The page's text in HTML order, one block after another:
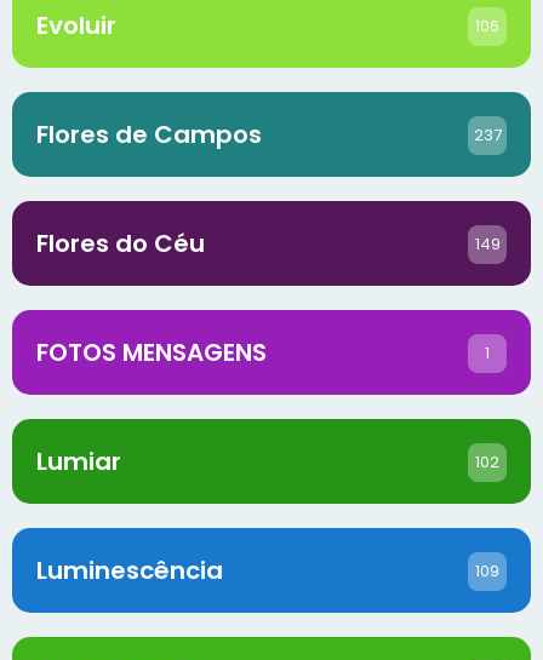
Evoluir 106
Flores de Campos 237
Flores do Céu 149
FOTOS MENSAGENS 1
Lumiar 102
Luminescência 109